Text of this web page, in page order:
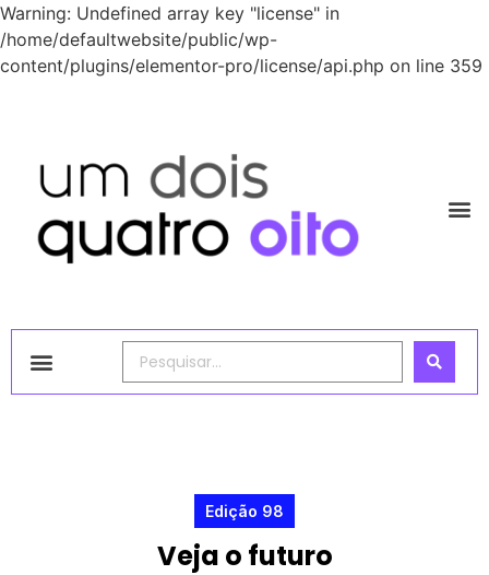
Warning: Undefined array key "license" in
/home/defaultwebsite/public/wp-
content/plugins/elementor-pro/license/api.php on line 359
Edição 98
Veja o futuro